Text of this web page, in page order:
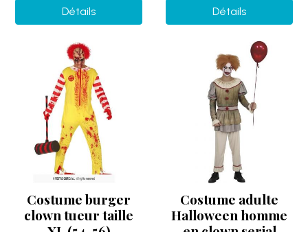
Détails Détails
Costume burger
clown tueur taille
Costume adulte
Halloween homme